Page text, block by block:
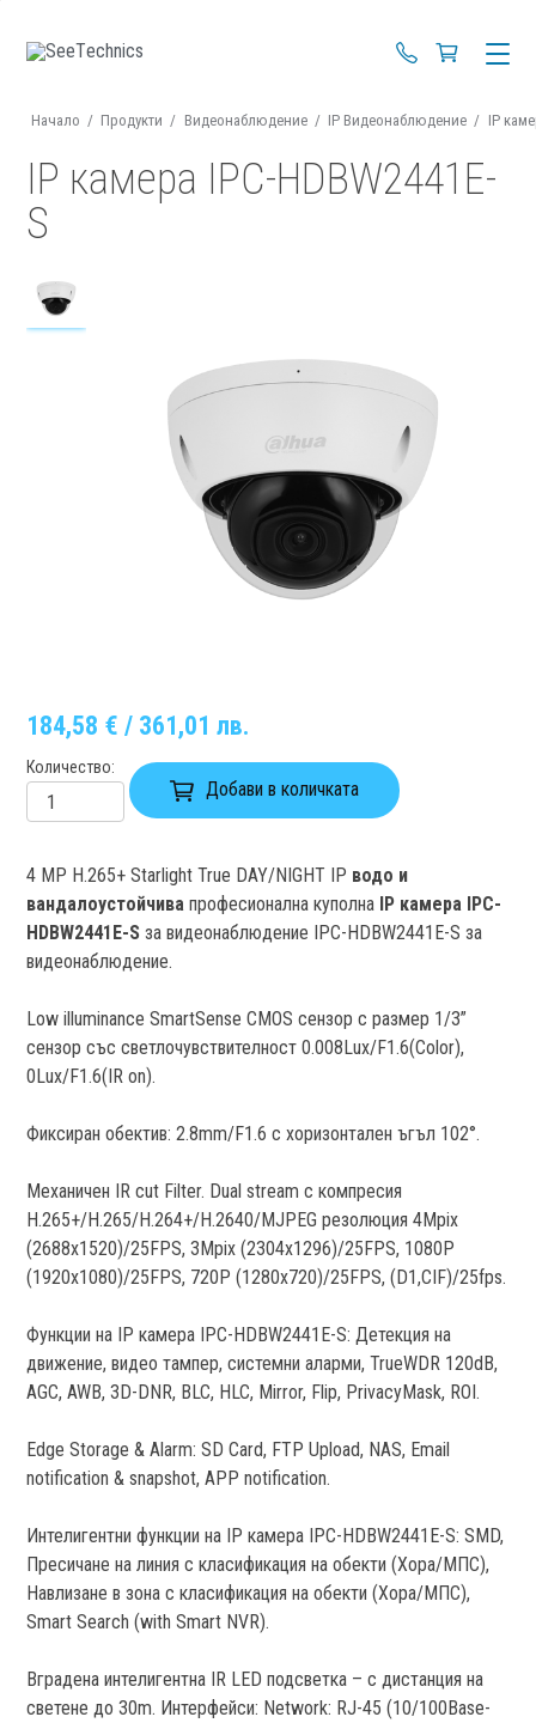
+359 88 670
Начало / Продукти / Видеонаблюдение / IP Видеонаблюдение / IP
IP камера IPC-HDBW2441E-
S
184,58 € / 361,01 лв.
Количество
Добави в количката
4 MP H.265+ Starlight True DAY/NIGHT IP водо и
вандалоустойчива професионална куполна IP камера IPC-
HDBW2441E-S за видеонаблюдение IPC-HDBW2441E-S за
видеонаблюдение.
Low illuminance SmartSense CMOS сензор с размер 1/3”
сензор със светлочувствителност 0.008Lux/F1.6(Color),
0Lux/F1.6(IR on).
Фиксиран обектив: 2.8mm/F1.6 с хоризонтален ъгъл 102°.
Механичен IR cut Filter. Dual stream с компресия
H.265+/H.265/H.264+/H.2640/MJPEG резолюция 4Mpix
(2688x1520)/25FPS, 3Mpix (2304x1296)/25FPS, 1080P
(1920x1080)/25FPS, 720P (1280x720)/25FPS, (D1,CIF)/25fps.
Функции на IP камера IPC-HDBW2441E-S: Детекция на
движение, видео тампер, системни аларми, TrueWDR 120dB,
AGC, AWB, 3D-DNR, BLC, HLC, Mirror, Flip, PrivacyMask, ROI.
Edge Storage & Alarm: SD Card, FTP Upload, NAS, Email
notification & snapshot, APP notification.
Интелигентни функции на IP камера IPC-HDBW2441E-S: SMD,
Пресичане на линия с класификация на обекти (Хора/МПС),
Навлизане в зона с класификация на обекти (Хора/МПС),
Smart Search (with Smart NVR).
Вграденa интелигентна IR LED подсветка – с дистанция на
светене до 30m. Интерфейси: Network: RJ-45 (10/100Base-